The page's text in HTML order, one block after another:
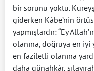
bir sorunu yoktu.
giderken Kâbe’nin
yapmışlardır: “Ey
olanına, doğruya en iyi
en faziletli olanına
daha günahkâr,